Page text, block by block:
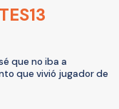
que no iba a
que vivió jugador de